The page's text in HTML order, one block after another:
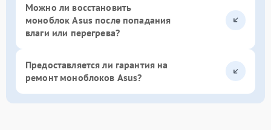
Можно ли восстановить
моноблок Asus после попадания
влаги или перегрева?
Предоставляется ли гарантия на
ремонт моноблоков Asus?